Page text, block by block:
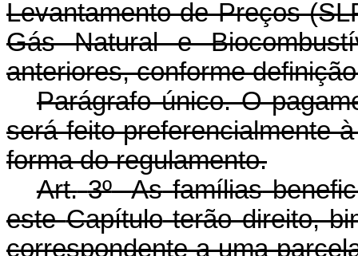
Levantamento de Preços
Gás Natural e
anteriores, conforme
Parágrafo único. O
será feito preferencialmente
forma do regulamento.
Art. 3º As famílias
este Capítulo terão direito,
correspondente a uma